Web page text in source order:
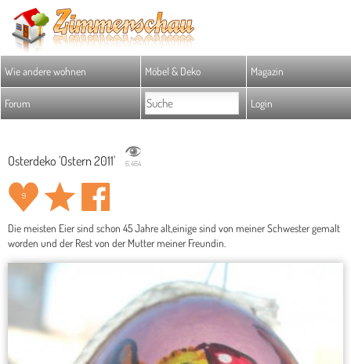
Wie andere wohnen Möbel & Deko Magazin
Forum Login
Osterdeko 'Ostern 2011' 6.464
9
Die meisten Eier sind schon 45 Jahre alt,einige sind von meiner Schwester gemalt
worden und der Rest von der Mutter meiner Freundin.